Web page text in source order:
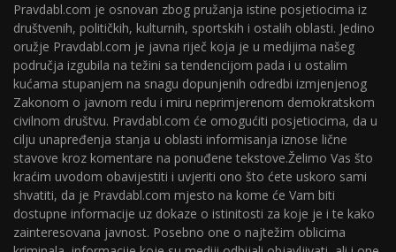
Pravdabl.com je osnovan zbog pružanja istine posjetiocima iz
društvenih, političkih, kulturnih, sportskih i ostalih oblasti. Jedino
oružje Pravdabl.com je javna riječ koja je u medijima našeg
područja izgubila na težini sa tendencijom pada i u ostalim
kućama stupanjem na snagu dopunjenih odredbi izmjenjenog
Zakonom o javnom redu i miru neprimjerenom demokratskom
civilnom društvu. Pravdabl.com će omogućiti posjetiocima, da u
cilju unapređenja stanja u oblasti informisanja iznose lične
stavove kroz komentare na ponuđene tekstove.Želimo Vas što
kraćim uvodom obavijestiti i uvjeriti ono što ćete uskoro sami
shvatiti, da je Pravdabl.com mjesto na kome će Vam biti
dostupne informacije uz dokaze o istinitosti za koje je i te kako
zainteresovana javnost. Posebno one o najtežim oblicima